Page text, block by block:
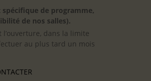
spécifique de programme,
de nos salles).
dans la limite
au plus tard un mois